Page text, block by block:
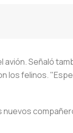
Señaló
los felinos.
nuevos